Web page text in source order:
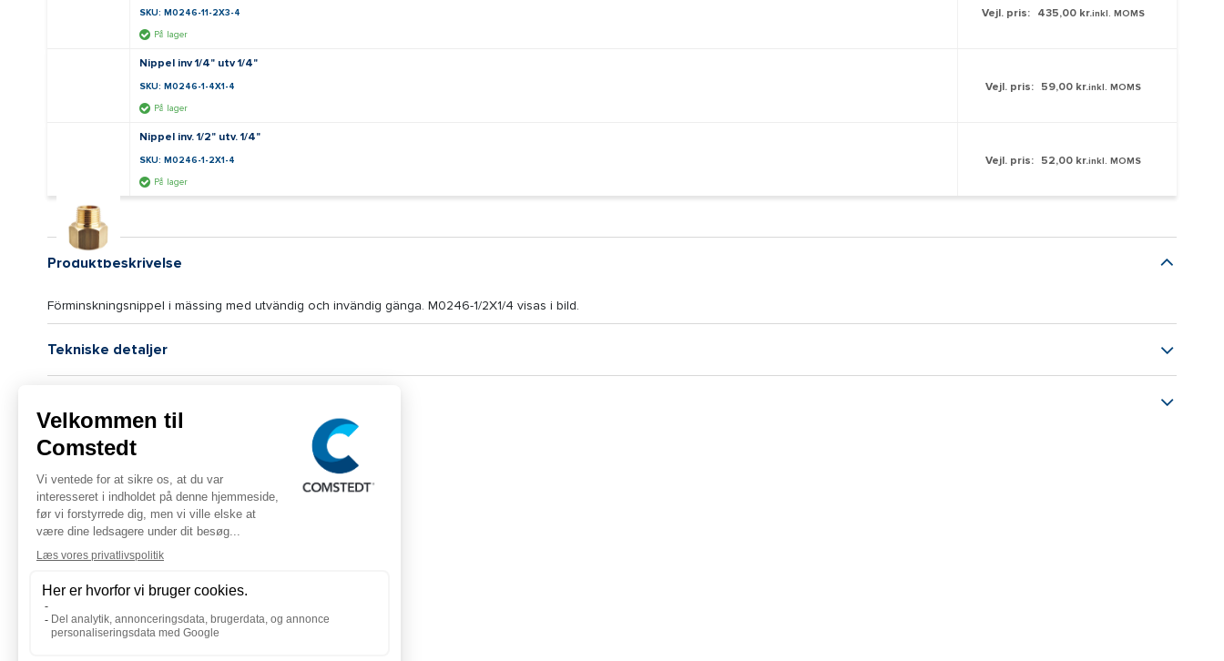
SKU: M0246-11-2X3-4
På lager
Vejl. pris: 435,00 kr.inkl. MOMS
Nippel inv 1/4" utv 1/4"
SKU: M0246-1-4X1-4
På lager
Vejl. pris: 59,00 kr.inkl. MOMS
Nippel inv. 1/2" utv. 1/4"
SKU: M0246-1-2X1-4
På lager
Vejl. pris: 52,00 kr.inkl. MOMS
Produktbeskrivelse
Förminskningsnippel i mässing med utvändig och invändig gänga. M0246-1/2X1/4 visas i bild.
Tekniske detaljer